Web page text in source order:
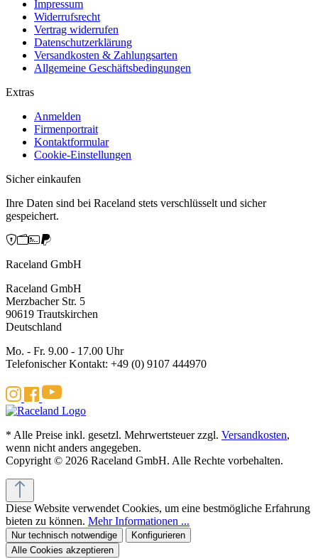
Impressum
Widerrufsrecht
Vertrag widerrufen
Datenschutzerklärung
Versandkosten & Zahlungsarten
Allgemeine Geschäftsbedingungen
Extras
Anmelden
Firmenportrait
Kontaktformular
Cookie-Einstellungen
Sicher einkaufen
Ihre Daten sind bei Raceland stets verschlüsselt und sicher
gespeichert.
Raceland GmbH
Raceland GmbH
Merzbacher Str. 5
90619 Trautskirchen
Deutschland
Mo. - Fr. 9.00 - 17.00 Uhr
Telefonischer Kontakt: +49 (0) 9107 444970
* Alle Preise inkl. gesetzl. Mehrwertsteuer zzgl. Versandkosten,
wenn nicht anders angegeben.
Copyright © 2026 Raceland GmbH. Alle Rechte vorbehalten.
Diese Website verwendet Cookies, um eine bestmögliche Erfahrung
bieten zu können. Mehr Informationen ...
Nur technisch notwendige
Konfigurieren
Alle Cookies akzeptieren